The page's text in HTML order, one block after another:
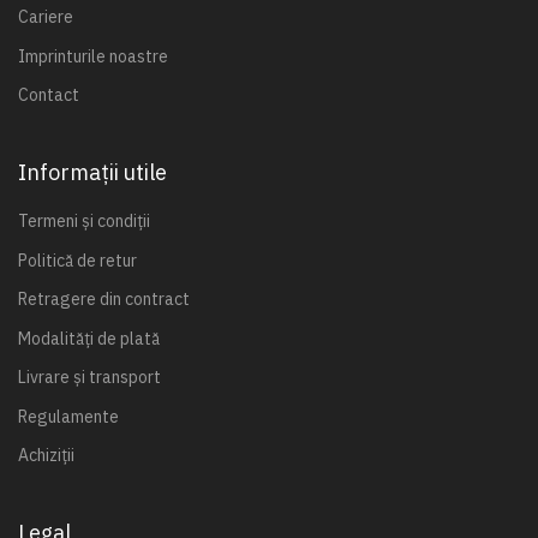
Cariere
Imprinturile noastre
Contact
Informații utile
Termeni și condiții
Politică de retur
Retragere din contract
Modalități de plată
Livrare și transport
Regulamente
Achiziții